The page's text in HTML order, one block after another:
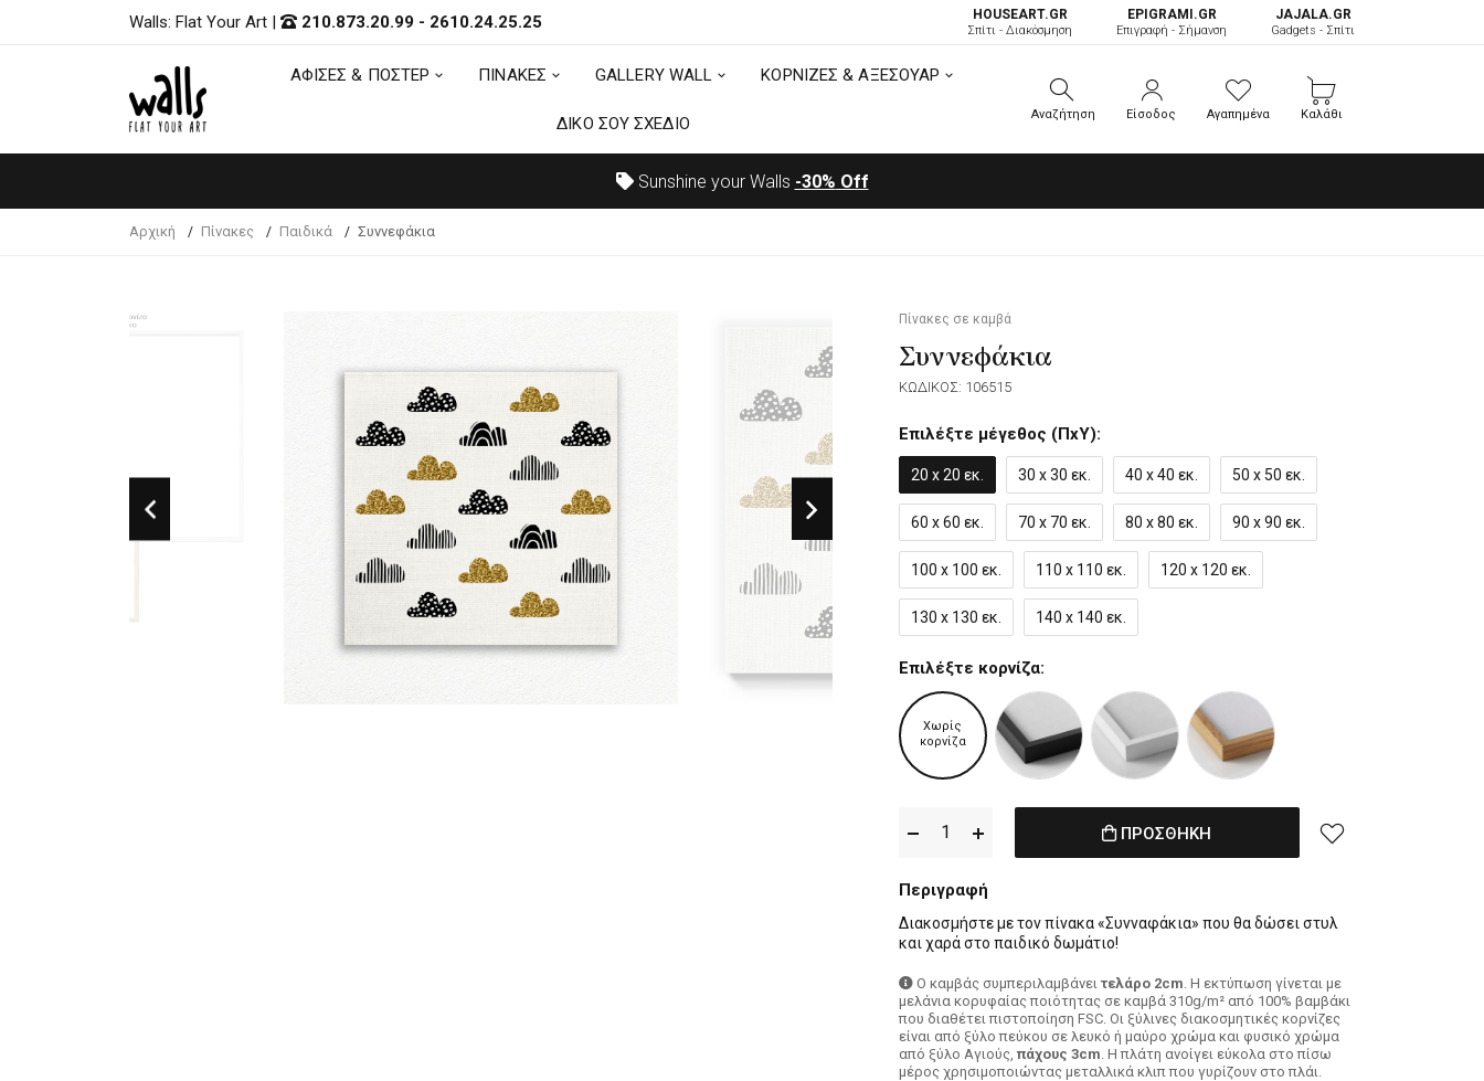
ΑΦΙΣΕΣ & ΠΟΣΤΕΡ ΠΙΝΑΚΕΣ
ΔΙΚΟ ΣΟΥ ΣΧΕΔΙΟ
Walls: Flat Your Art | 210.873.20.99 - 2610.24.25.25 HOUSEART.GR
Σπίτι - Διακόσμηση
ΕPIGRAMI.GR
Επιγραφή - Σήμανση
JAJALA.GR
Gadgets - Σπίτι
ΑΦΙΣΕΣ & ΠΟΣΤΕΡ ΠΙΝΑΚΕΣ GALLERY WALL ΚΟΡΝΙΖΕΣ & ΑΞΕΣΟΥΑΡ
ΔΙΚΟ ΣΟΥ ΣΧΕΔΙΟ Αναζήτηση Είσοδος Αγαπημένα Καλάθι
Sunshine your Walls -30% Off
Αρχική Πίνακες Παιδικά Συννεφάκια
Πίνακες σε καμβά
Συννεφάκια
ΚΩΔΙΚΟΣ: 106515
Επιλέξτε μέγεθος (ΠxΥ):
20 x 20 εκ. 30 x 30 εκ. 40 x 40 εκ. 50 x 50 εκ.
60 x 60 εκ. 70 x 70 εκ. 80 x 80 εκ. 90 x 90 εκ.
100 x 100 εκ. 110 x 110 εκ. 120 x 120 εκ.
130 x 130 εκ. 140 x 140 εκ.
Επιλέξτε κορνίζα:
Χωρίς
κορνίζα
ΠΡΟΣΘΗΚΗ
Περιγραφή
Διακοσμήστε με τον πίνακα «Συνναφάκια» που θα δώσει στυλ
και χαρά στο παιδικό δωμάτιο!
Ο καμβάς συμπεριλαμβάνει τελάρο 2cm. H εκτύπωση γίνεται με
μελάνια κορυφαίας ποιότητας σε καμβά 310g/m² από 100% βαμβάκι
που διαθέτει πιστοποίηση FSC. Οι ξύλινες διακοσμητικές κορνίζες
είναι από ξύλο πεύκου σε λευκό ή μαύρο χρώμα και φυσικό χρώμα
από ξύλο Αγιούς, πάχους 3cm. Η πλάτη ανοίγει εύκολα στο πίσω
μέρος χρησιμοποιώντας μεταλλικά κλιπ που γυρίζουν στο πλάι.